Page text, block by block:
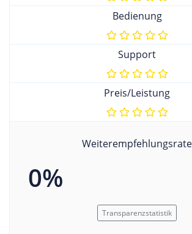
Bedienung
Support
Preis/Leistung
Weiterempfehlungsrate
0%
Transparenzstatistik